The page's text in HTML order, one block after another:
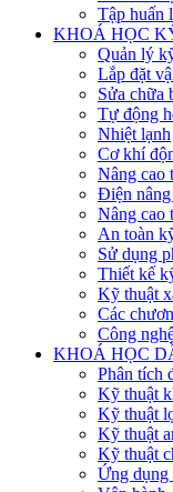
Tập huấn
KHOÁ HỌC
Quản lý
Lắp đặt
Sửa chữa
Tự động
Nhiệt lạnh
Cơ khí
Nâng cao
Điện nâng
Nâng cao
An toàn
Sử dụng
Thiết kế
Kỹ thuật
Các
Công
KHOÁ HỌC
Phân tích
Kỹ thuật
Kỹ thuật
Kỹ thuật
Kỹ thuật
Ứng dụng